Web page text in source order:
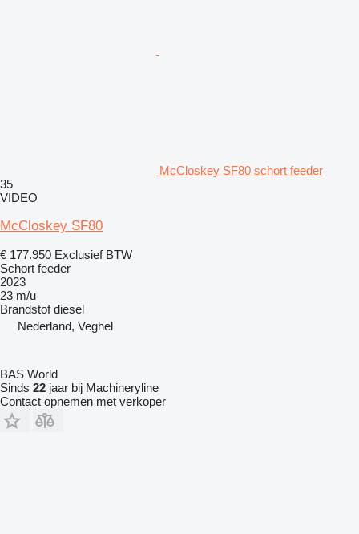
McCloskey SF80 schort feeder
35
VIDEO
McCloskey SF80
€ 177.950 Exclusief BTW
Schort feeder
2023
23 m/u
Brandstof diesel
Nederland, Veghel
BAS World
Sinds 22 jaar bij Machineryline
Contact opnemen met verkoper